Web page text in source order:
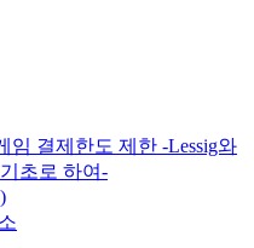
임 결제한도 제한 -Lessig와
초로 하여-